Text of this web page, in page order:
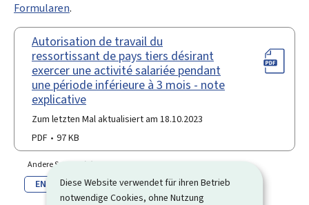
Diese Website verwendet für ihren Betrieb
notwendige Cookies, ohne Nutzung
Formularen.
Autorisation de travail du
ressortissant de pays tiers désirant
exercer une activité salariée pendant
une période inférieure à 3 mois - note
explicative
Zum letzten Mal aktualisiert am 18.10.2023
PDF
97 KB
Andere Sprache(n)
EN